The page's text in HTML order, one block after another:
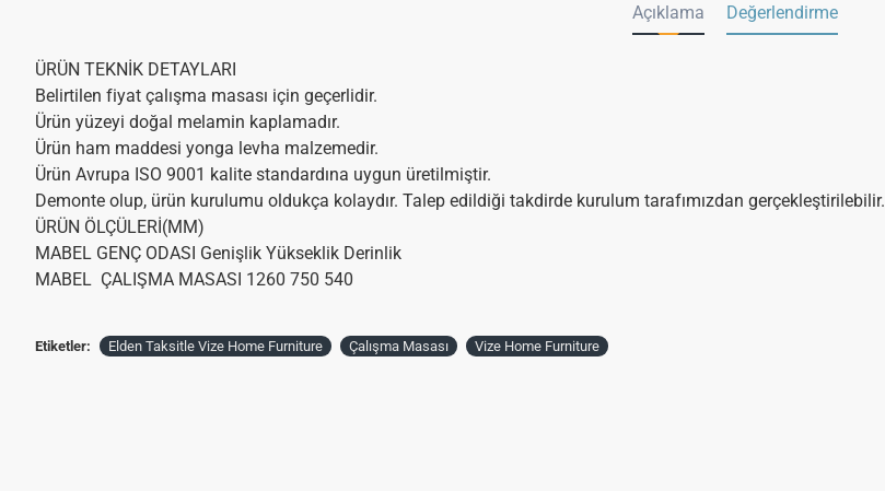
Açıklama Değerlendirme
ÜRÜN TEKNİK DETAYLARI
Belirtilen fiyat çalışma masası için geçerlidir.
Ürün yüzeyi doğal melamin kaplamadır.
Ürün ham maddesi yonga levha malzemedir.
Ürün Avrupa ISO 9001 kalite standardına uygun üretilmiştir.
Demonte olup, ürün kurulumu oldukça kolaydır. Talep edildiği takdirde kurulum tarafımızdan gerçekleştirilebilir.
ÜRÜN ÖLÇÜLERİ(MM)
MABEL GENÇ ODASI Genişlik Yükseklik Derinlik
MABEL ÇALIŞMA MASASI 1260 750 540
Etiketler: Elden Taksitle Vize Home Furniture Çalışma Masası Vize Home Furniture